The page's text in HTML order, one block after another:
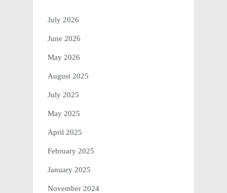
July 2026
June 2026
May 2026
August 2025
July 2025
May 2025
April 2025
February 2025
January 2025
November 2024